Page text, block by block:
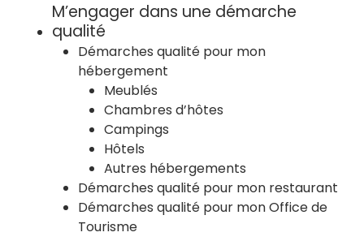
M’engager dans une démarche
qualité
Démarches qualité pour mon
hébergement
Meublés
Chambres d’hôtes
Campings
Hôtels
Autres hébergements
Démarches qualité pour mon restaurant
Démarches qualité pour mon Office de
Tourisme